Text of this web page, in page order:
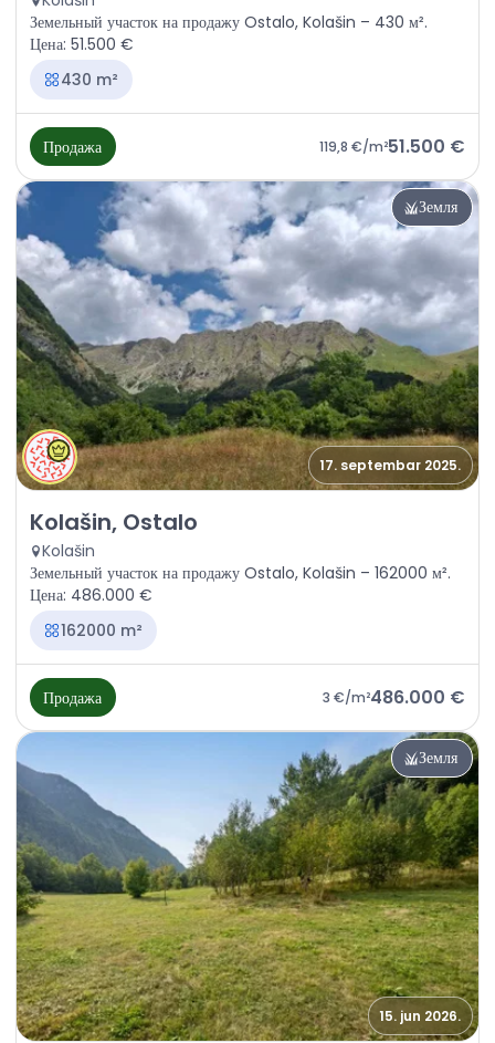
Земельный участок на продажу Ostalo, Kolašin – 430 м².
Цена: 51.500 €
430 m²
Продажа 119,8 €/m²51.500 €
Земля
17. septembar 2025.
Продажа - Земля Kolašin, Ostalo
Kolašin, Ostalo
Kolašin
Земельный участок на продажу Ostalo, Kolašin – 162000 м².
Цена: 486.000 €
162000 m²
Продажа 3 €/m²486.000 €
Земля
15. jun 2026.